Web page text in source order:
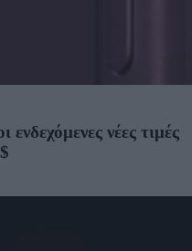
νέες τιμές